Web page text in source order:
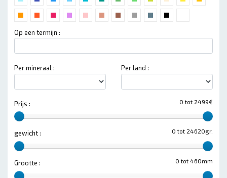
Op een termijn :
Per mineraal : Per land :
0 tot 2499€
Prijs :
0 tot 24620gr.
gewicht :
0 tot 460mm
Grootte :